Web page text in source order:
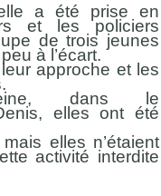
a été prise en
et les policiers
de trois jeunes
à l’écart.
approche et les
Seine, dans le
elles ont été
elles n’étaient
activité interdite